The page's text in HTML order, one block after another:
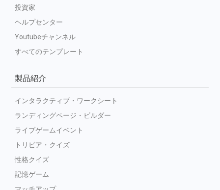
投資家
ヘルプセンター
Youtubeチャンネル
すべてのテンプレート
製品紹介
インタラクティブ・ワークシート
ランディングページ・ビルダー
ライブゲームイベント
トリビア・クイズ
性格クイズ
記憶ゲーム